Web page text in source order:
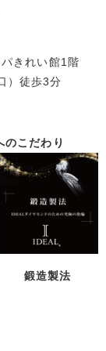
きれい館1階
）徒歩3分
のこだわり
鍛造製法